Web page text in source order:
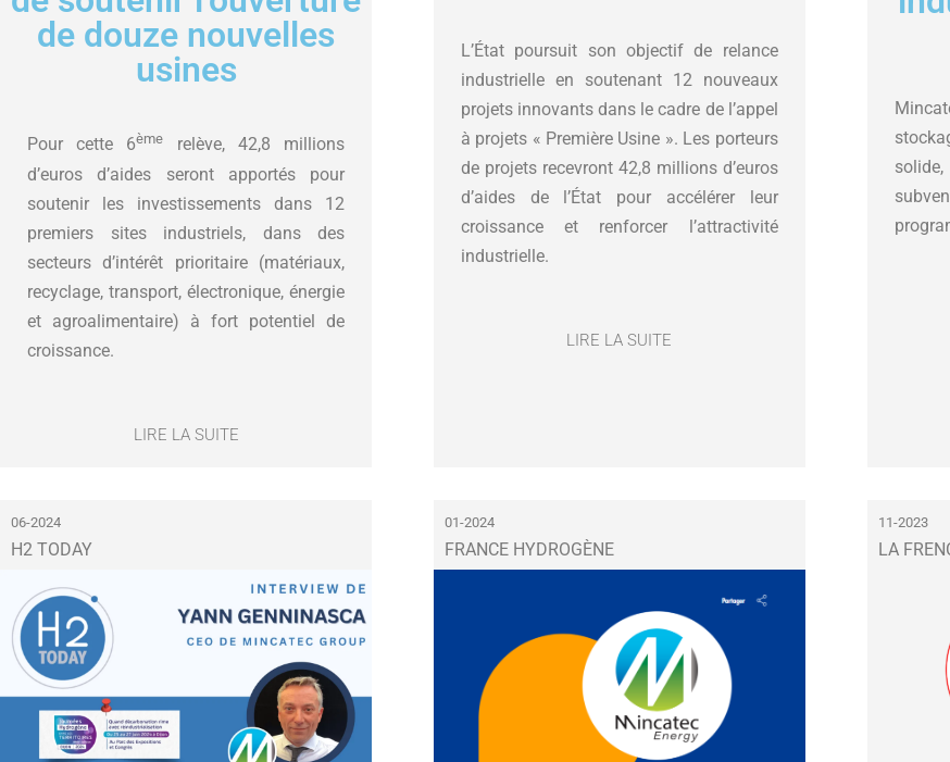
de douze nouvelles
usines
Pour cette 6ème
relève, 42,8 millions
d’euros d’aides seront apportés pour
soutenir les investissements dans 12
premiers sites industriels, dans des
secteurs d’intérêt prioritaire (matériaux,
recyclage, transport, électronique, énergie
et agroalimentaire) à fort potentiel de
croissance.
LIRE LA SUITE
L’État poursuit son objectif de relance
industrielle en soutenant 12 nouveaux
projets innovants dans le cadre de l’appel
à projets « Première Usine ». Les porteurs
de projets recevront 42,8 millions d’euros
d’aides de l’État pour accélérer leur
croissance et renforcer l’attractivité
industrielle.
LIRE LA SUITE
06-2024
H2 TODAY
01-2024
FRANCE HYDROGÈNE
11-2023
LA